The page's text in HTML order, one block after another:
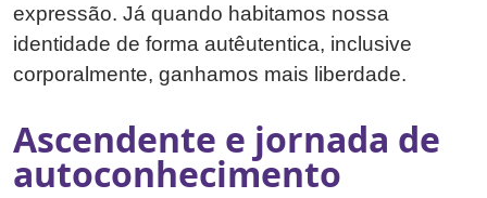
expressão. Já quando habitamos nossa
identidade de forma autêutentica, inclusive
corporalmente, ganhamos mais liberdade.
Ascendente e jornada de
autoconhecimento